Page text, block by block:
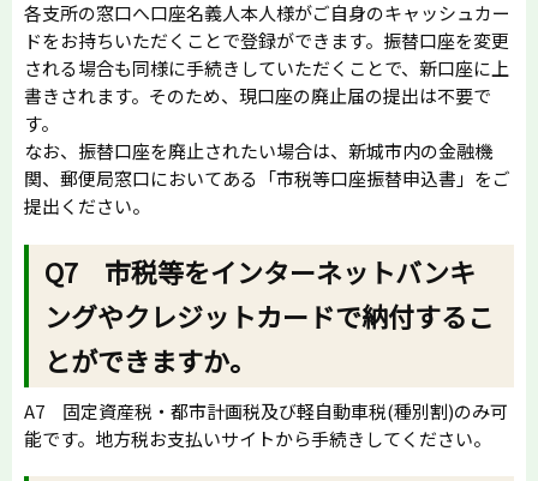
各支所の窓口へ口座名義人本人様がご自身のキャッシュカー
ドをお持ちいただくことで登録ができます。振替口座を変更
される場合も同様に手続きしていただくことで、新口座に上
書きされます。そのため、現口座の廃止届の提出は不要で
す。
なお、振替口座を廃止されたい場合は、新城市内の金融機
関、郵便局窓口においてある「市税等口座振替申込書」をご
提出ください。
Q7 市税等をインターネットバンキ
ングやクレジットカードで納付するこ
とができますか。
A7 固定資産税・都市計画税及び軽自動車税(種別割)のみ可
能です。地方税お支払いサイトから手続きしてください。